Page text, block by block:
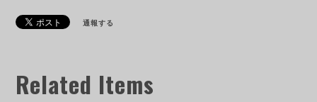
通報する
Related Items